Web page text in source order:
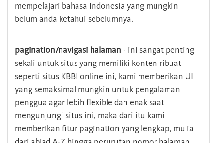
mempelajari bahasa Indonesia yang mungkin
belum anda ketahui sebelumnya.
pagination/navigasi halaman - ini sangat penting
sekali untuk situs yang memiliki konten ribuat
seperti situs KBBI online ini, kami memberikan UI
yang semaksimal mungkin untuk pengalaman
penggua agar lebih flexible dan enak saat
mengunjungi situs ini, maka dari itu kami
memberikan fitur pagination yang lengkap, mulia